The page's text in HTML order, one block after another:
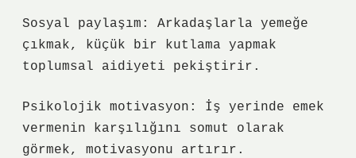
Sosyal paylaşım: Arkadaşlarla yemeğe
çıkmak, küçük bir kutlama yapmak
toplumsal aidiyeti pekiştirir.
Psikolojik motivasyon: İş yerinde emek
vermenin karşılığını somut olarak
görmek, motivasyonu artırır.